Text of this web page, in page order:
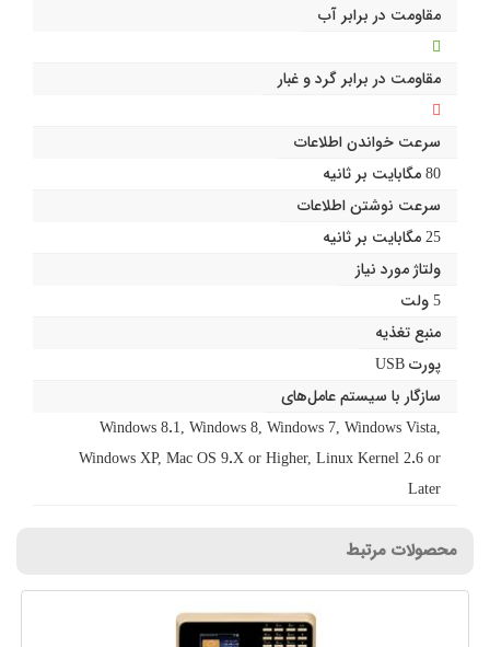
مقاومت در برابر آب
مقاومت در برابر گرد و غبار
سرعت خواندن اطلاعات
80 مگابایت بر ثانیه
سرعت نوشتن اطلاعات
25 مگابایت بر ثانیه
ولتاژ مورد نیاز
5 ولت
منبع تغذیه
پورت USB
سازگار با سیستم عامل‌های
Windows 8.1, Windows 8, Windows 7, Windows Vista,
Windows XP, Mac OS 9.X or Higher, Linux Kernel 2.6 or
Later
محصولات مرتبط